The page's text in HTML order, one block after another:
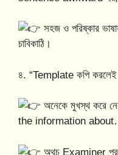
সহজ ও পরিষ্কার
চাবিকাঠি।
৪. “Template কপি
অনেকে মুখস্থ করে
the information
অথচ Examiner